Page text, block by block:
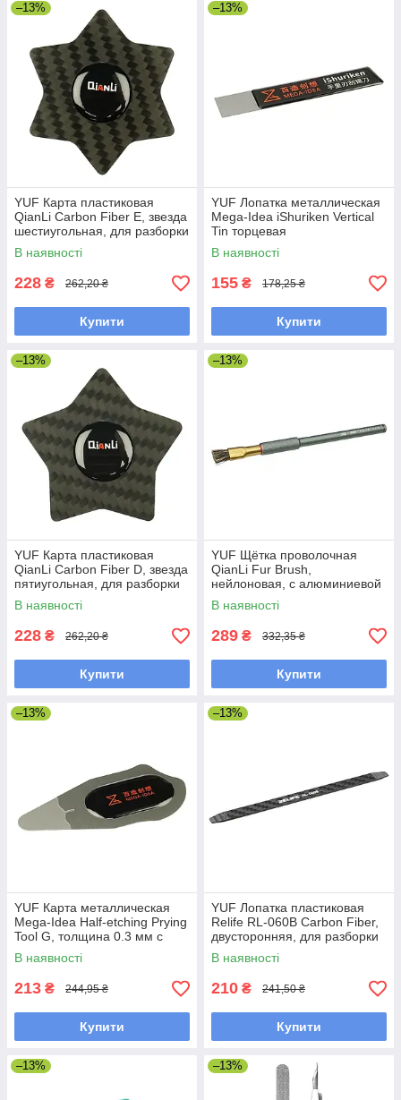
–13%
YUF Карта пластиковая
QianLi Carbon Fiber E, звезда
шестиугольная, для разборки
В наявності
228 ₴ 262,20 ₴
Купити
–13%
YUF Лопатка металлическая
Mega-Idea iShuriken Vertical
Tin торцевая
В наявності
155 ₴ 178,25 ₴
Купити
–13%
YUF Карта пластиковая
QianLi Carbon Fiber D, звезда
пятиугольная, для разборки
В наявності
228 ₴ 262,20 ₴
Купити
–13%
YUF Щётка проволочная
QianLi Fur Brush,
нейлоновая, с алюминиевой
ручкой 012 iHilt
В наявності
289 ₴ 332,35 ₴
Купити
–13%
YUF Карта металлическая
Mega-Idea Half-etching Prying
Tool G, толщина 0.3 мм с
тонким наконечником 0.16
мм
В наявності
213 ₴ 244,95 ₴
Купити
–13%
YUF Лопатка пластиковая
Relife RL-060B Carbon Fiber,
двусторонняя, для разборки
корпусов
В наявності
210 ₴ 241,50 ₴
Купити
–13% –13%